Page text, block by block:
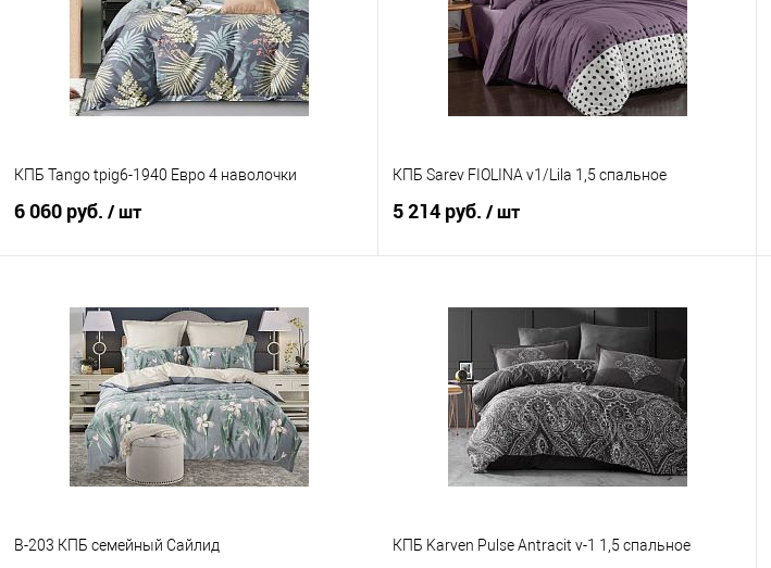
КПБ Tango tpig6-1940 Евро 4 наволочки
6 060 руб. / шт
Купить в 1 клик
Сравнение
В избранное
В наличии
КПБ Sarev FIOLINA v1/Lila 1,5 спальное
5 214 руб. / шт
Купить в 1 клик
Сравнение
В избранное
В наличии
B-203 КПБ семейный Сайлид КПБ Karven Pulse Antracit v-1 1,5 спальное